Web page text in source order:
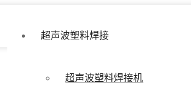
超声波塑料焊接
超声波塑料焊接机